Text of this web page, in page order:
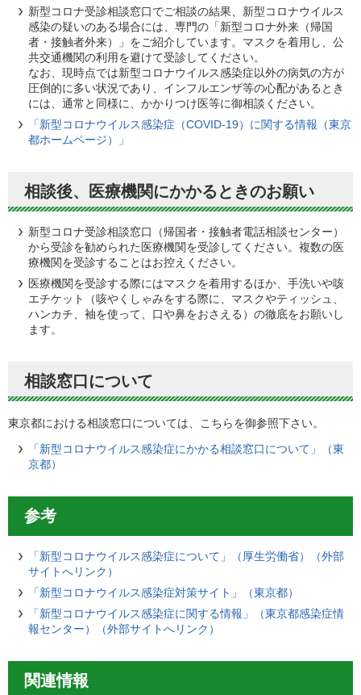
新型コロナ受診相談窓口でご相談の結果、新型コロナウイルス
感染の疑いのある場合には、専門の「新型コロナ外来（帰国
者・接触者外来）」をご紹介しています。マスクを着用し、公
共交通機関の利用を避けて受診してください。
なお、現時点では新型コロナウイルス感染症以外の病気の方が
圧倒的に多い状況であり、インフルエンザ等の心配があるとき
には、通常と同様に、かかりつけ医等に御相談ください。
「新型コロナウイルス感染症（COVID-19）に関する情報（東京
都ホームページ）」
相談後、医療機関にかかるときのお願い
新型コロナ受診相談窓口（帰国者・接触者電話相談センター）
から受診を勧められた医療機関を受診してください。複数の医
療機関を受診することはお控えください。
医療機関を受診する際にはマスクを着用するほか、手洗いや咳
エチケット（咳やくしゃみをする際に、マスクやティッシュ、
ハンカチ、袖を使って、口や鼻をおさえる）の徹底をお願いし
ます。
相談窓口について
東京都における相談窓口については、こちらを御参照下さい。
「新型コロナウイルス感染症にかかる相談窓口について」（東
京都）
参考
「新型コロナウイルス感染症について」（厚生労働省）（外部
サイトへリンク）
「新型コロナウイルス感染症対策サイト」（東京都）
「新型コロナウイルス感染症に関する情報」（東京都感染症情
報センター）（外部サイトへリンク）
関連情報